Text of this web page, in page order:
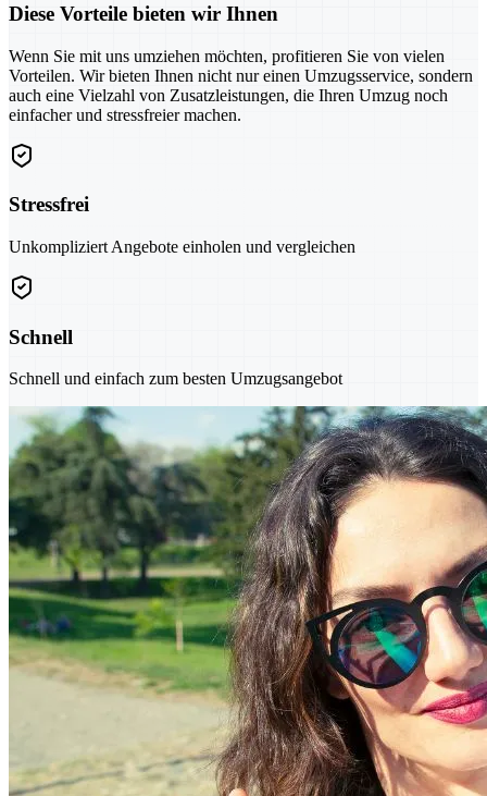
Diese Vorteile bieten wir Ihnen
Wenn Sie mit uns umziehen möchten, profitieren Sie von vielen
Vorteilen. Wir bieten Ihnen nicht nur einen Umzugsservice, sondern
auch eine Vielzahl von Zusatzleistungen, die Ihren Umzug noch
einfacher und stressfreier machen.
Stressfrei
Unkompliziert Angebote einholen und vergleichen
Schnell
Schnell und einfach zum besten Umzugsangebot